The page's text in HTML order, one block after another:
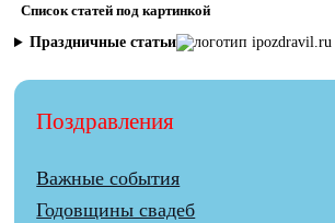
Список статей под картинкой
Праздничные статьи
Поздравления
Важные события
Годовщины свадеб